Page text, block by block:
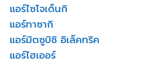
แอร์ไซโจเด็นกิ
แอร์ทาซากิ
แอร์มิตซูบิชิ อิเล็คทริค
แอร์ไฮเออร์